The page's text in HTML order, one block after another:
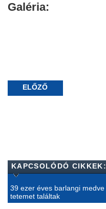
Galéria:
ELŐZŐ
KAPCSOLÓDÓ CIKKEK:
39 ezer éves barlangi medve
tetemet találtak